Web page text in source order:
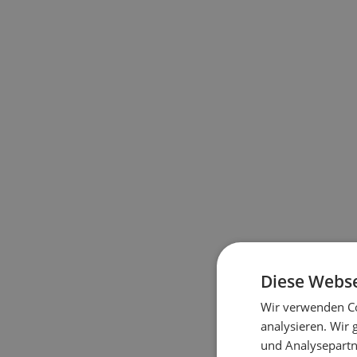
Diese
Wir verwenden
analysieren. Wir
und